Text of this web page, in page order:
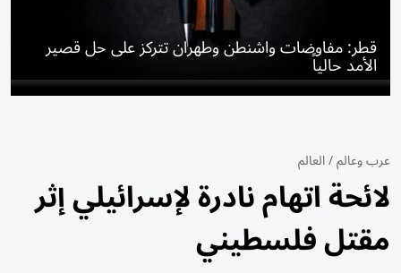
قطر: مفاوضات واشنطن وطهران تتركز على حل قصير
الأمد حالياً
عرب وعالم/العالم
لائحة اتهام نادرة لإسرائيلي إثر
مقتل فلسطيني